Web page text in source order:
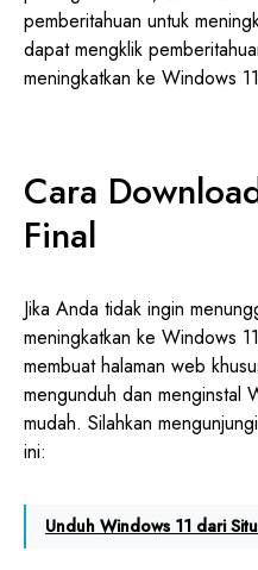
pemberitahuan untuk
dapat mengklik
meningkatkan ke Windows
Cara
Final
Jika Anda tidak ingin
meningkatkan ke Windows
membuat halaman web
mengunduh dan menginstal
mudah. Silahkan
ini:
Unduh Windows 11 dari